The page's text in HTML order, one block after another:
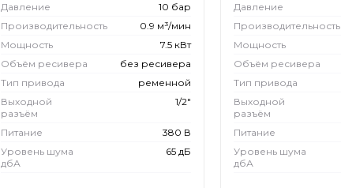
Давление
10 бар
Производительность
0.9 м³/мин
Мощность
7.5 кВт
Объём ресивера
без ресивера
Тип привода
ременной
Выходной
разъём
1/2"
Питание
380 В
Уровень шума
дбА
65 дБ
Давление
Производительность
Мощность
Объём ресивера
Тип привода
Выходной
разъём
Питание
Уровень шума
дбА